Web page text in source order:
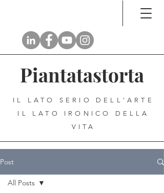
Piantatastorta
IL LATO SERIO DELL'ARTE
IL LATO IRONICO DELLA
VITA
Post
All Posts